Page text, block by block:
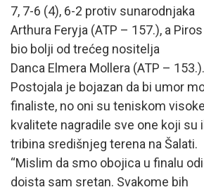
7, 7-6 (4), 6-2 protiv sunarodnjaka
Arthura Feryja (ATP – 157.), a
bio bolji od trećeg nositelja
Danca Elmera Mollera (ATP – 153.).
Postojala je bojazan da bi umor
finaliste, no oni su teniskom visoke
kvalitete nagradile sve one koji su
tribina središnjeg terena na Šalati.
“Mislim da smo obojica u finalu
doista sam sretan. Svakome bih